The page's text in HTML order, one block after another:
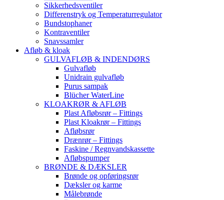
Sikkerhedsventiler
Differenstryk og Temperaturregulator
Bundstophaner
Kontraventiler
Snavssamler
Afløb & kloak
GULVAFLØB & INDENDØRS
Gulvafløb
Unidrain gulvafløb
Purus sampak
Blücher WaterLine
KLOAKRØR & AFLØB
Plast Afløbsrør – Fittings
Plast Kloakrør – Fittings
Afløbsrør
Drænrør – Fittings
Faskine / Regnvandskassette
Afløbspumper
BRØNDE & DÆKSLER
Brønde og opføringsrør
Dæksler og karme
Målebrønde